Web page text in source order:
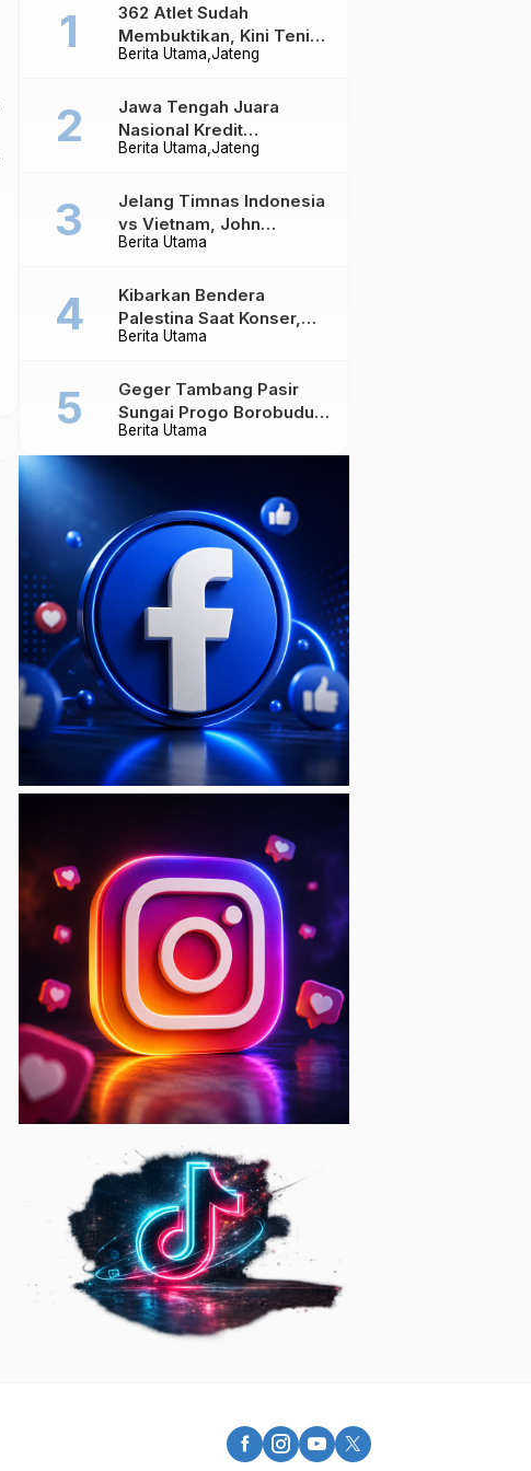
Berita Utama Jateng
362 Atlet Sudah
Membuktikan, Kini Tenis
Meja Jateng Dibidik Jadi
Berita Utama Jateng
Jawa Tengah Juara
Nasional Kredit
Perumahan, Realisasi
Berita Utama
Jelang Timnas Indonesia
vs Vietnam, John
Herdman Ungkap Hal
Berita Utama
Kibarkan Bendera
Palestina Saat Konser,
Massive Attack Dilarang
Berita Utama
Geger Tambang Pasir
Sungai Progo Borobudur,
Warga Sambeng Hentikan
Alat Berat dan Usir Truk